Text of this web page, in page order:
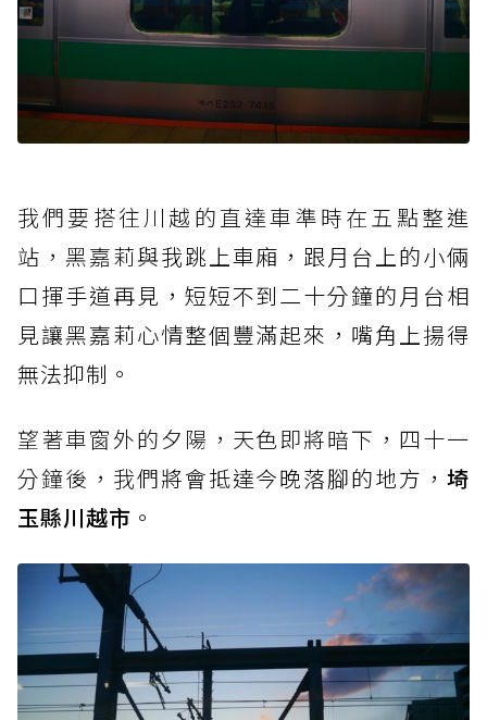
我們要搭往川越的直達車準時在五點整進
站，黑嘉莉與我跳上車廂，跟月台上的小倆
口揮手道再見，短短不到二十分鐘的月台相
見讓黑嘉莉心情整個豐滿起來，嘴角上揚得
無法抑制。
望著車窗外的夕陽，天色即將暗下，四十一
分鐘後，我們將會抵達今晚落腳的地方，埼
玉縣川越市 。